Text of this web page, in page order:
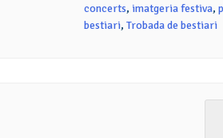
concerts, imatgeria festiva,
bestiari, Trobada de bestiari